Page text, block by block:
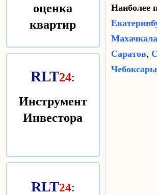
оценка
квартир
RLT24:
Инструмент
Инвестора
RLT24:
Наиболее
Махачкала
Саратов,
Чебоксары